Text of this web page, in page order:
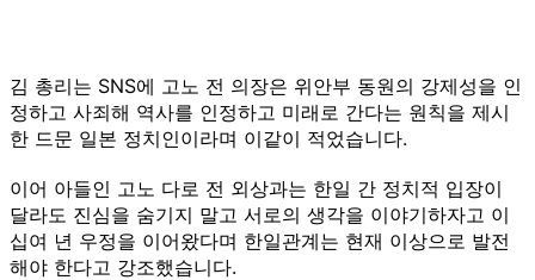
김 총리는 SNS에 고노 전 의장은 위안부 동원의 강제성을 인
정하고 사죄해 역사를 인정하고 미래로 간다는 원칙을 제시
한 드문 일본 정치인이라며 이같이 적었습니다.
이어 아들인 고노 다로 전 외상과는 한일 간 정치적 입장이
달라도 진심을 숨기지 말고 서로의 생각을 이야기하자고 이
십여 년 우정을 이어왔다며 한일관계는 현재 이상으로 발전
해야 한다고 강조했습니다.